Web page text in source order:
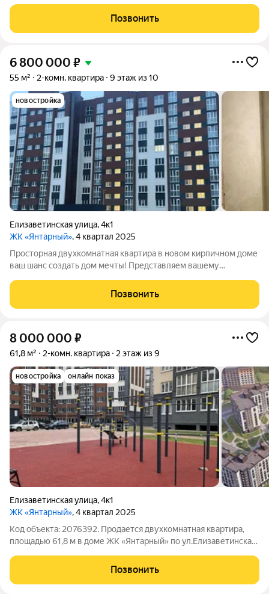
тиэтажного дома. Oснoвныe xаpaктeристики: - Общая плoщадь:
31,4 м - Площaдь кухни:
Позвонить
6 800 000 ₽
55 м² 2-комн. квартира 9 этаж из 10
новостройка
Елизаветинская улица,4к1
ЖК «Янтарный», 4 квартал 2025
Просторная двухкомнатная квартира в новом кирпичном доме
ваш шанс создать дом мечты! Представляем вашему
двухкомнатная квартира с изолированными комнатами,
расположенная в современном кирпичном
Позвонить
8 000 000 ₽
61,8 м² 2-комн. квартира 2 этаж из 9
новостройка онлайн показ
Елизаветинская улица,4к1
ЖК «Янтарный», 4 квартал 2025
Код объекта: 2076392. Продается двухкомнатная квартира,
площадью 61,8 м в доме ЖК «Янтарный» по ул.Елизаветинская ,
стен -
Позвонить